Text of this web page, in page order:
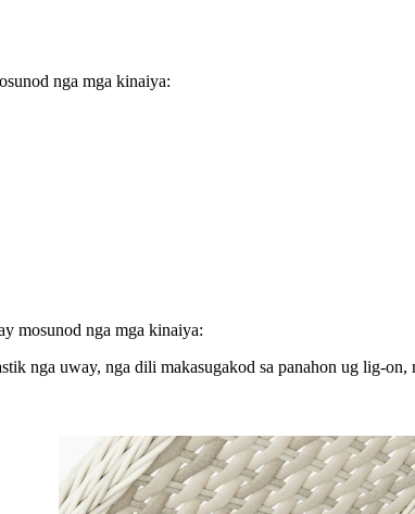
nga mga kinaiya:
mosunod nga mga kinaiya:
nga uway, nga dili makasugakod sa panahon ug lig-on,